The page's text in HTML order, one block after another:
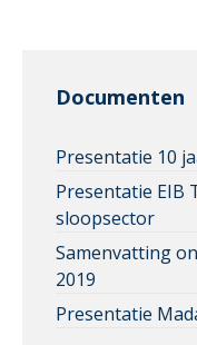
Documenten
Presentatie 10
Presentatie EIB
sloopsector
Samenvatting
2019
Presentatie